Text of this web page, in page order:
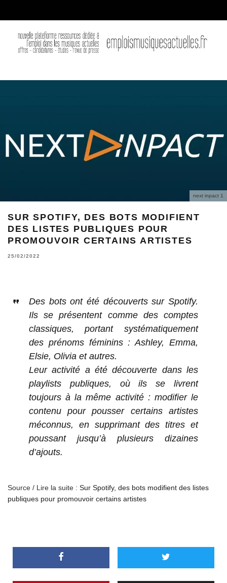
next inpact 1
SUR SPOTIFY, DES BOTS MODIFIENT
DES LISTES PUBLIQUES POUR
PROMOUVOIR CERTAINS ARTISTES
25/02/2022
Des bots ont été découverts sur Spotify.
Ils se présentent comme des comptes
classiques, portant systématiquement
des prénoms féminins : Ashley, Emma,
Elsie, Olivia et autres.
Leur activité a été découverte dans les
playlists publiques, où ils se livrent
toujours à la même activité : modifier le
contenu pour pousser certains artistes
méconnus, en supprimant des titres et
poussant jusqu’à plusieurs dizaines
d’ajouts.
Source / Lire la suite : Sur Spotify, des bots modifient des listes
publiques pour promouvoir certains artistes